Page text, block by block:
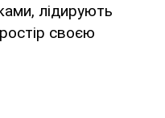
лідирують
своєю